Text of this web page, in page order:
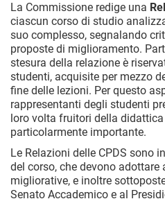
La Commissione redige una
ciascun corso di studio
suo complesso, segnalando
proposte di miglioramento.
stesura della relazione è
studenti, acquisite per mezzo
fine delle lezioni. Per questo
rappresentanti degli studenti
loro volta fruitori della
particolarmente importante.
Le Relazioni delle CPDS sono
del corso, che devono adottare
migliorative, e inoltre
Senato Accademico e al